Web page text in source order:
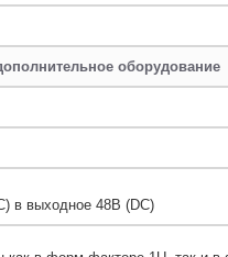
оборудование
в выходное 48В (DC)